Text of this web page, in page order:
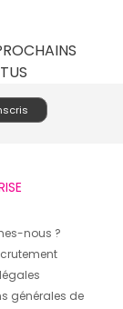
nous ?
générales de